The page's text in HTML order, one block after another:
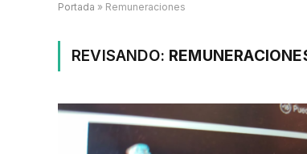
Portada » Remuneraciones
REVISANDO: